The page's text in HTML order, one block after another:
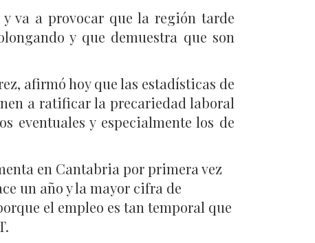
va a provocar que la región tarde
y que demuestra que son
afirmó hoy que las estadísticas de
a ratificar la precariedad laboral
eventuales y especialmente los de
en Cantabria por primera vez
un año y la mayor cifra de
el empleo es tan temporal que